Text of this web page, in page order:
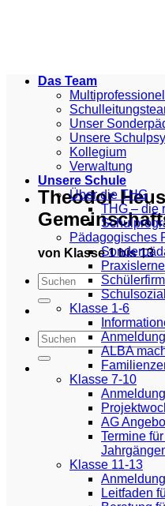
Theodor
von Klasse 1 bis 13
Das Team
Unser
Unsere
Kollegium
Verwaltung
Unsere Schule
Über die THG
THG – die
Pädagogisches
Klasse 1-6
ALBA
Klasse 7-10
AG
Termine
Klasse 11-13
Leitfaden